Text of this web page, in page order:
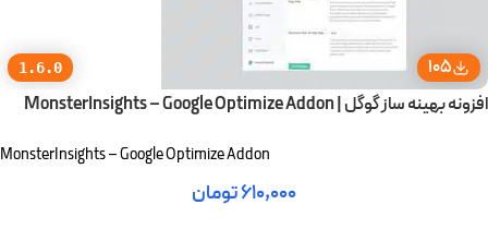
105
1.6.0
افزونه بهینه ساز گوگل | MonsterInsights – Google Optimize Addon
MonsterInsights – Google Optimize Addon
۶۱۰,۰۰۰تومان